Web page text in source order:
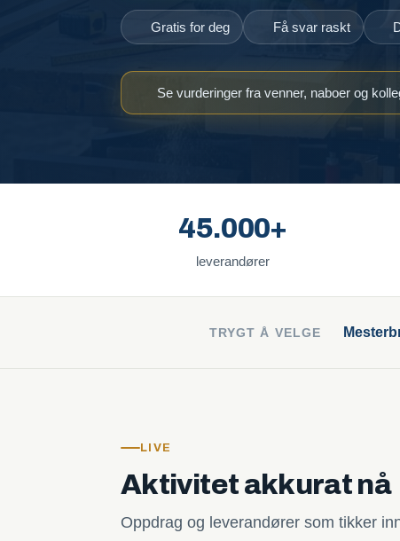
Gratis for deg Få svar raskt
Se vurderinger fra venner, naboer og
45.000+
leverandører
TRYGT Å VELGE
LIVE
Aktivitet akkurat nå
Oppdrag og leverandører som tikker